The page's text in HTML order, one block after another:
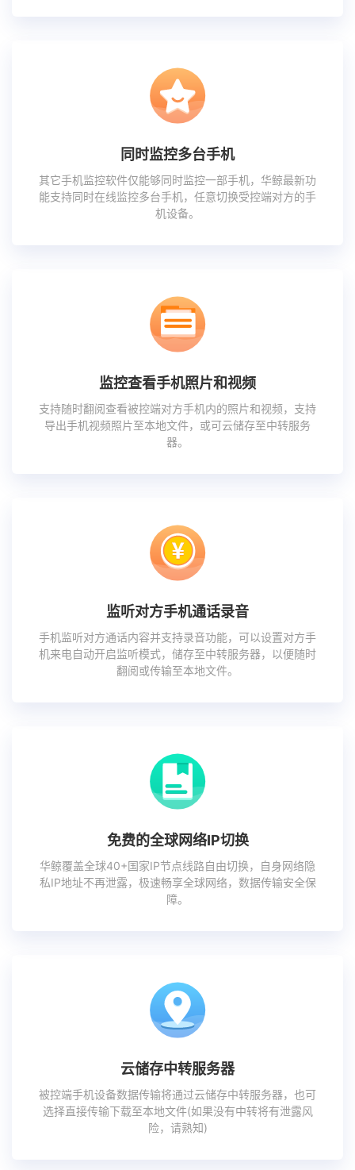
同时监控多台手机
其它手机监控软件仅能够同时监控一部手机，华鲸最新功
能支持同时在线监控多台手机，任意切换受控端对方的手
机设备。
监控查看手机照片和视频
支持随时翻阅查看被控端对方手机内的照片和视频，支持
导出手机视频照片至本地文件，或可云储存至中转服务
器。
监听对方手机通话录音
手机监听对方通话内容并支持录音功能，可以设置对方手
机来电自动开启监听模式，储存至中转服务器，以便随时
翻阅或传输至本地文件。
免费的全球网络IP切换
华鲸覆盖全球40+国家IP节点线路自由切换，自身网络隐
私IP地址不再泄露，极速畅享全球网络，数据传输安全保
障。
云储存中转服务器
被控端手机设备数据传输将通过云储存中转服务器，也可
选择直接传输下载至本地文件(如果没有中转将有泄露风
险，请熟知)